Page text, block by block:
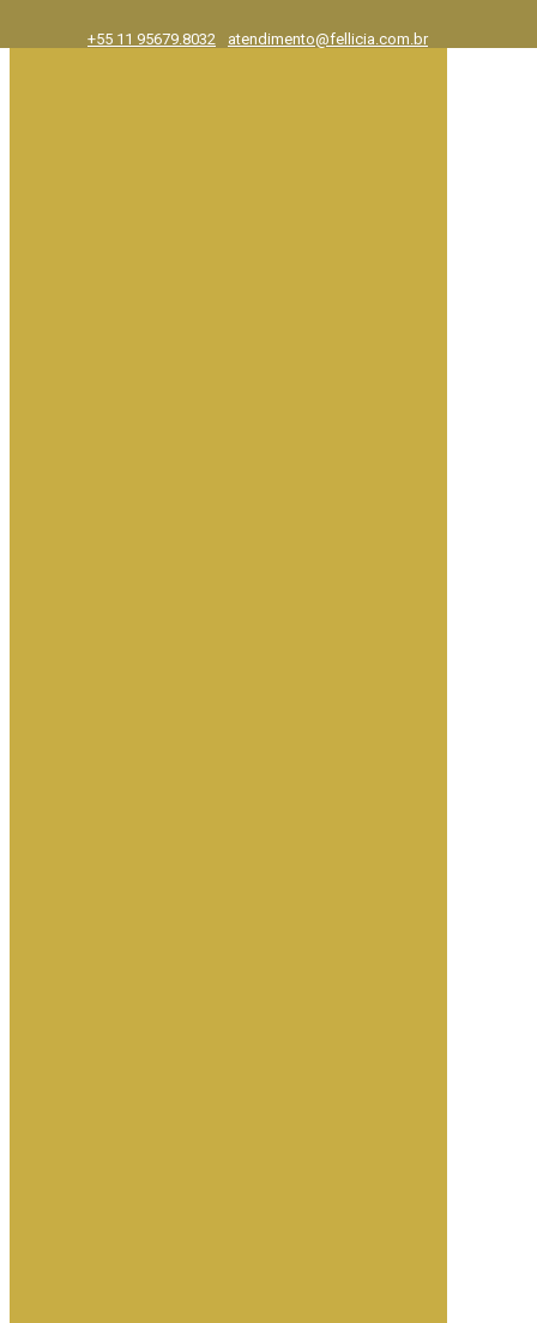
+55 11 95679.8032 atendimento@fellicia.com.br